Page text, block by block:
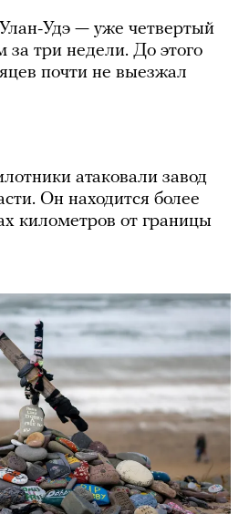
Удэ — уже четвертый
за три недели. До этого
почти не выезжал
атаковали завод
Он находится более
километров от границы